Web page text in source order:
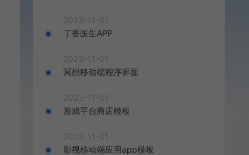
2023-11-01
丁香医生APP
2023-11-01
冥想移动端程序界面
2023-11-01
游戏平台商店模板
2023-11-01
影视移动端应用app模板